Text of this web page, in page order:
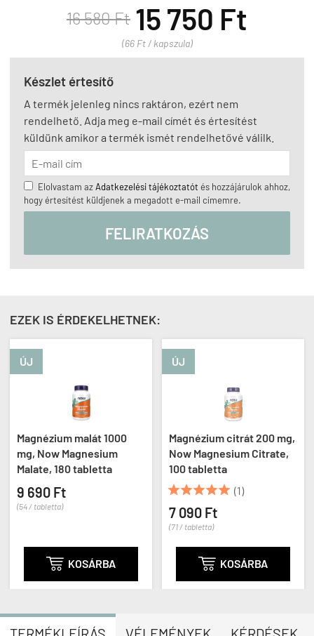
16 580 Ft 15 750 Ft
(66 Ft / kapszula)
Készlet értesítő
A termék jelenleg nincs raktáron, ezért nem
rendelhető. Adja meg e-mail címét és értesítést
küldünk amikor a termék ismét rendelhetővé válilk.
Elolvastam azAdatkezelési tájékoztatót és hozzájárulok ahhoz,
hogy értesítést küldjenek a megadott e-mail címemre.
FELIRATKOZÁS
EZEK IS ÉRDEKELHETNEK:
ÚJ
Magnézium malát 1000
mg, Now Magnesium
Malate, 180 tabletta
9 690 Ft
(54 / tabletta)
 KOSÁRBA
ÚJ
Magnézium citrát 200 mg,
Now Magnesium Citrate,
100 tabletta
 (1)
7 090 Ft
(71 / tabletta)
 KOSÁRBA